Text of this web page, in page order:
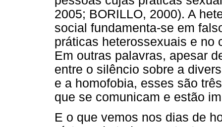
2005; BORILLO, 2000). A
social fundamenta-se em
práticas heterossexuais e no
Em outras palavras, apesar
entre o silêncio sobre a
e a homofobia, esses são
que se comunicam e estão
E o que vemos nos dias de